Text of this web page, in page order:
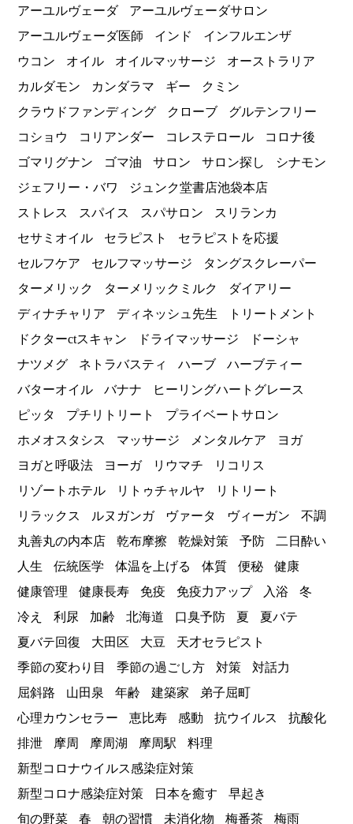
アーユルヴェーダ
アーユルヴェーダサロン
アーユルヴェーダ医師
インド
インフルエンザ
ウコン
オイル オイルマッサージ
オーストラリア
カルダモン
カンダラマ ギー
クミン
クラウドファンディング
クローブ
グルテンフリー
コショウ
コリアンダー コレステロール
コロナ後
ゴマリグナン
ゴマ油 サロン サロン探し
シナモン
ジェフリー・バワ
ジュンク堂書店池袋本店
ストレス
スパイス スパサロン
スリランカ
セサミオイル
セラピスト
セラピストを応援
セルフケア
セルフマッサージ
タングスクレーパー
ターメリック
ターメリックミルク
ダイアリー
ディナチャリア
ディネッシュ先生
トリートメント
ドクターctスキャン
ドライマッサージ
ドーシャ
ナツメグ
ネトラバスティ ハーブ
ハーブティー
バターオイル
バナナ
ヒーリングハートグレース
ピッタ
プチリトリート
プライベートサロン
ホメオスタシス
マッサージ メンタルケア
ヨガ
ヨガと呼吸法
ヨーガ リウマチ
リコリス
リゾートホテル
リトゥチャルヤ
リトリート
リラックス
ルヌガンガ ヴァータ ヴィーガン
不調
丸善丸の内本店
乾布摩擦 乾燥対策 予防
二日酔い
人生
伝統医学 体温を上げる 体質 便秘
健康
健康管理
健康長寿 免疫 免疫力アップ 入浴
冬
冷え
利尿 加齢 北海道 口臭予防 夏
夏バテ
夏バテ回復
大田区 大豆
天才セラピスト
季節の変わり目
季節の過ごし方 対策
対話力
屈斜路
山田泉 年齢 建築家
弟子屈町
心理カウンセラー
恵比寿 感動 抗ウイルス
抗酸化
排泄
摩周 摩周湖 摩周駅
料理
新型コロナウイルス感染症対策
新型コロナ感染症対策
日本を癒す
早起き
旬の野菜
春 朝の習慣 未消化物 梅番茶
梅雨